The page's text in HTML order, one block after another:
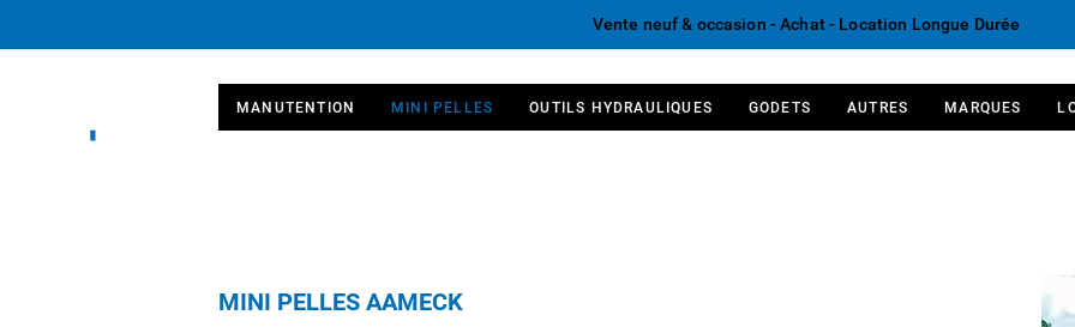
Vente neuf & occasion - Achat - Location Longue Durée
MANUTENTION MINI PELLES OUTILS HYDRAULIQUES GODETS AUTRES MARQUES
MINI PELLES AAMECK